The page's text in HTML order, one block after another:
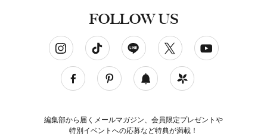
FOLLOW US
編集部から届くメールマガジン、会員限定プレゼントや
特別イベントへの応募など特典が満載！